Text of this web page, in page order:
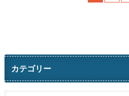
カテゴリー